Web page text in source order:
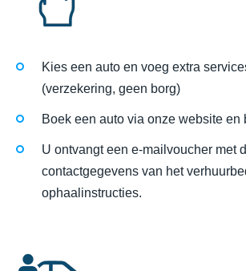
Kies een auto en voeg extra
(verzekering, geen borg)
Boek een auto via onze website en
U ontvangt een e-mailvoucher met
contactgegevens van het
ophaalinstructies.